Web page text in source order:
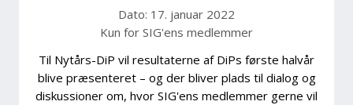
Dato: 17. januar 2022
Kun for SIG'ens medlemmer
Til Nytårs-DiP vil resultaterne af DiPs første halvår
blive præsenteret – og der bliver plads til dialog og
diskussioner om, hvor SIG'ens medlemmer gerne vil